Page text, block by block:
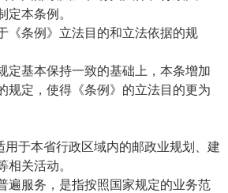
定本条例。
条例》立法目的和立法依据的规
基本保持一致的基础上，本条增加
规定，使得《条例》的立法目的更为
本省行政区域内的邮政业规划、建
相关活动。
服务，是指按照国家规定的业务范